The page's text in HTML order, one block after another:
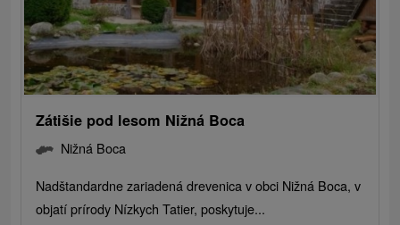
Zátišie pod lesom Nižná Boca
Nižná Boca
Nadštandardne zariadená drevenica v obci Nižná Boca, v
objatí prírody Nízkych Tatier, poskytuje...